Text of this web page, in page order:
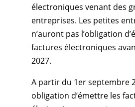
électroniques venant des
entreprises. Les petites
n’auront pas l’obligation
factures électroniques
2027.
A partir du 1er septembre
obligation d’émettre les